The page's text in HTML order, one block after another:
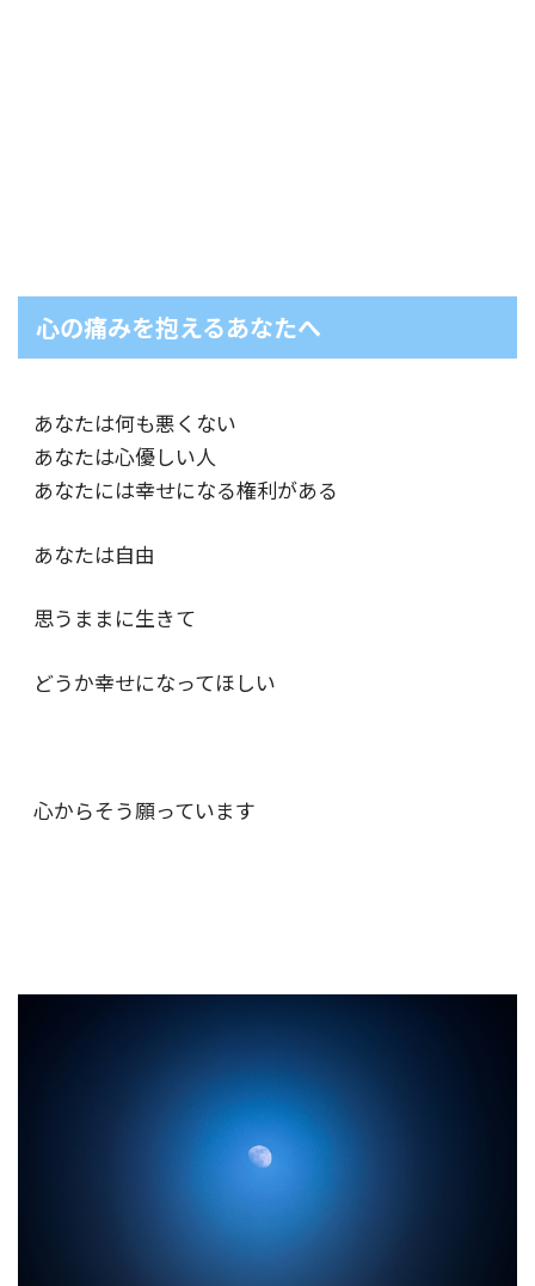
心の痛みを抱えるあなたへ
あなたは何も悪くない
あなたは心優しい人
あなたには幸せになる権利がある
あなたは自由
思うままに生きて
どうか幸せになってほしい
心からそう願っています